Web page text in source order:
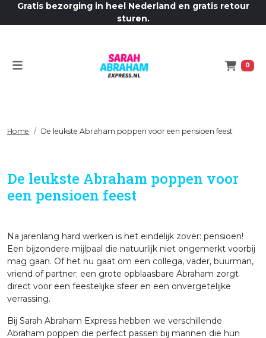
Gratis bezorging in heel Nederland en gratis retour
sturen.
Menu 0
Home De leukste Abraham poppen voor een pensioen feest
De leukste Abraham poppen voor
een pensioen feest
Na jarenlang hard werken is het eindelijk zover: pensioen!
Een bijzondere mijlpaal die natuurlijk niet ongemerkt voorbij
mag gaan. Of het nu gaat om een collega, vader, buurman,
vriend of partner; een grote opblaasbare Abraham zorgt
direct voor een feestelijke sfeer en een onvergetelijke
verrassing.
Bij Sarah Abraham Express hebben we verschillende
Abraham poppen die perfect passen bij mannen die hun